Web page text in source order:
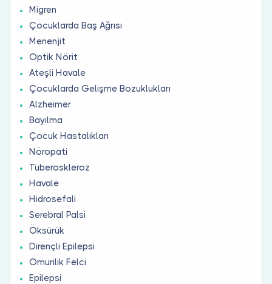
Migren
Çocuklarda Baş Ağrısı
Menenjit
Optik Nörit
Ateşli Havale
Çocuklarda Gelişme Bozuklukları
Alzheimer
Bayılma
Çocuk Hastalıkları
Nöropati
Tüberoskleroz
Havale
Hidrosefali
Serebral Palsi
Öksürük
Dirençli Epilepsi
Omurilik Felci
Epilepsi